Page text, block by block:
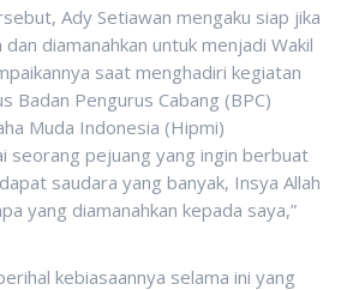
Ady Setiawan mengaku siap jika
diamanahkan untuk menjadi Wakil
saat menghadiri kegiatan
Badan Pengurus Cabang (BPC)
Muda Indonesia (Hipmi)
seorang pejuang yang ingin berbuat
saudara yang banyak, Insya Allah
yang diamanahkan kepada saya,”
kebiasaannya selama ini yang